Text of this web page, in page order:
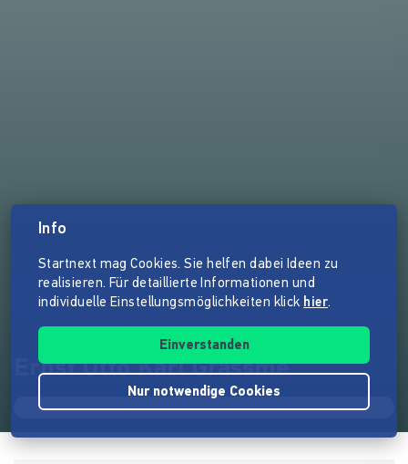
Ernst Otto Karl Grassmé
Info
Startnext mag Cookies. Sie helfen dabei Ideen zu
realisieren. Für detaillierte Informationen und
individuelle Einstellungsmöglichkeiten klick hier.
Einverstanden
Nur notwendige Cookies